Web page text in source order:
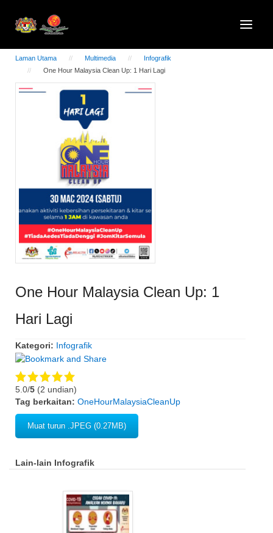
Laman Utama Multimedia
Infografik
One Hour Malaysia Clean Up: 1 Hari Lagi
One Hour Malaysia Clean Up: 1
Hari Lagi
Kategori: Infografik
5.0/5 (2 undian)
Tag berkaitan: OneHourMalaysiaCleanUp
Muat turun .JPEG (0.27MB)
Lain-lain Infografik